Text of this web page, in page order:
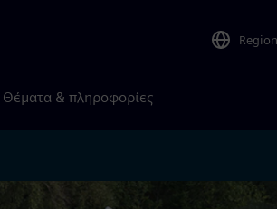
Region
Θέματα & πληροφορίες